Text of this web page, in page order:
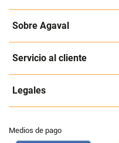
Sobre Agaval
Servicio al cliente
Legales
Medios de pago